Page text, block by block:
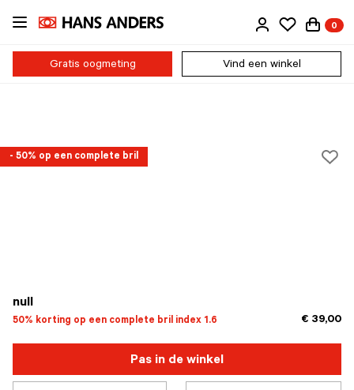
Ga
naar
inhoud
0
Gratis oogmeting Vind een winkel
- 50% op een complete bril
null
50% korting op een complete bril index 1.6 € 39,00
Pas in de winkel